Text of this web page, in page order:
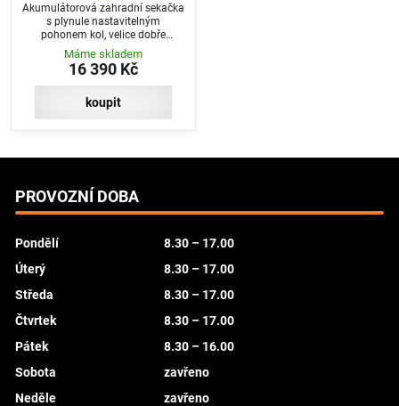
Akumulátorová zahradní sekačka
s plynule nastavitelným
pohonem kol, velice dobře
ovladatelná. Použít lze 2
libovolné akumulátory AP
současně ! Cena je bez baterií a
nabíječky vhodná pro větší
plochy trávníku
Máme skladem
16 390 Kč
koupit
PROVOZNÍ DOBA
Pondělí
8.30 – 17.00
Úterý
8.30 – 17.00
Středa
8.30 – 17.00
Čtvrtek
8.30 – 17.00
Pátek
8.30 – 16.00
Sobota
zavřeno
Neděle
zavřeno